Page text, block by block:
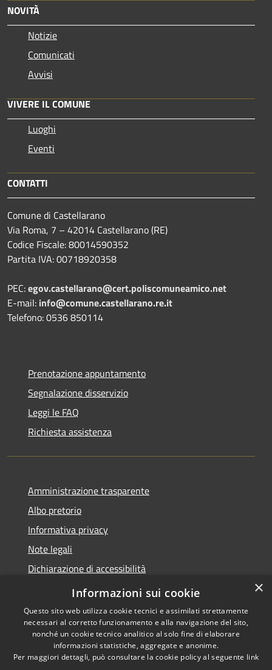
NOVITÀ
Notizie
Comunicati
Avvisi
VIVERE IL COMUNE
Luoghi
Eventi
CONTATTI
Comune di Castellarano
Via Roma, 7 – 42014 Castellarano (RE)
Codice Fiscale: 80014590352
Partita IVA: 00718920358
PEC:egov.castellarano@cert.poliscomuneamico.net
E-mail: info@comune.castellarano.re.it
Telefono: 0536 850114
Prenotazione appuntamento
Segnalazione disservizio
Leggi le FAQ
Richiesta assistenza
Amministrazione trasparente
Albo pretorio
Informativa privacy
Note legali
Dichiarazione di accessibilità
Piano di miglioramento del sito
Accessibilità
Copyright © 2026 • Comune di
Castellarano • Powered by
×
Informazioni sui cookie
Questo sito web utilizza cookie tecnici e assimilati strettamente
necessari al corretto funzionamento e alla navigazione del sito,
nonché un cookie tecnico analitico al solo fine di elaborare
informazioni statistiche, aggregate e anonime.
Per maggiori dettagli, può consultare la cookie policy al seguente link